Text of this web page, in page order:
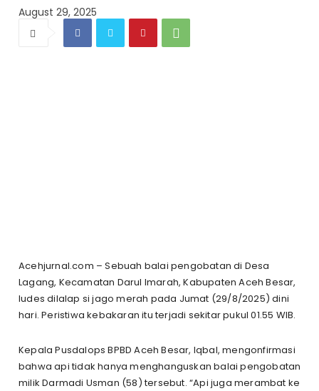
August 29, 2025
Acehjurnal.com – Sebuah balai pengobatan di Desa
Lagang, Kecamatan Darul Imarah, Kabupaten Aceh Besar,
ludes dilalap si jago merah pada Jumat (29/8/2025) dini
hari. Peristiwa kebakaran itu terjadi sekitar pukul 01.55 WIB.
Kepala Pusdalops BPBD Aceh Besar, Iqbal, mengonfirmasi
bahwa api tidak hanya menghanguskan balai pengobatan
milik Darmadi Usman (58) tersebut. “Api juga merambat ke